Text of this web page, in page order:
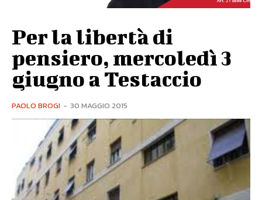
Per la libertà di
pensiero, mercoledì 3
giugno a Testaccio
PAOLO BROGI - 30 MAGGIO 2015